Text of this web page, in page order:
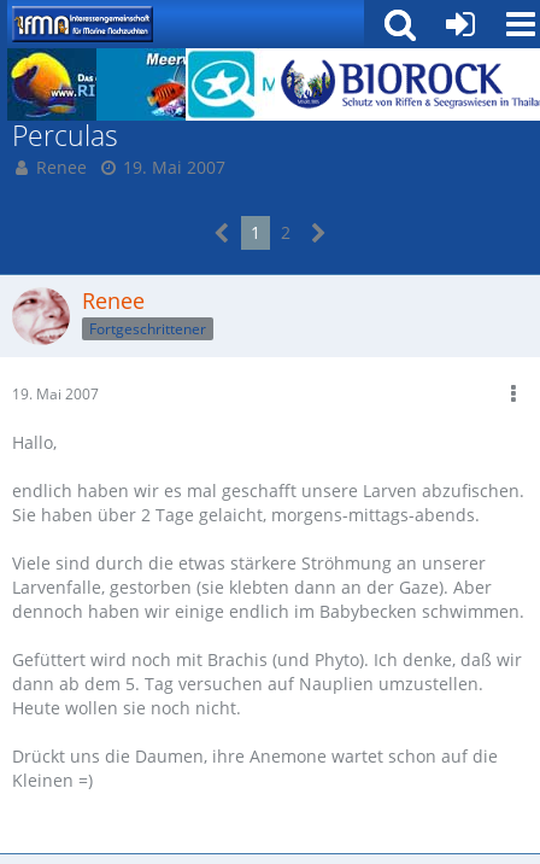
Fische
Perculas
Renee 19. Mai 2007
1 2
Renee
Fortgeschrittener
19. Mai 2007
Hallo,
endlich haben wir es mal geschafft unsere Larven abzufischen.
Sie haben über 2 Tage gelaicht, morgens-mittags-abends.
Viele sind durch die etwas stärkere Ströhmung an unserer
Larvenfalle, gestorben (sie klebten dann an der Gaze). Aber
dennoch haben wir einige endlich im Babybecken schwimmen.
Gefüttert wird noch mit Brachis (und Phyto). Ich denke, daß wir
dann ab dem 5. Tag versuchen auf Nauplien umzustellen.
Heute wollen sie noch nicht.
Drückt uns die Daumen, ihre Anemone wartet schon auf die
Kleinen =)